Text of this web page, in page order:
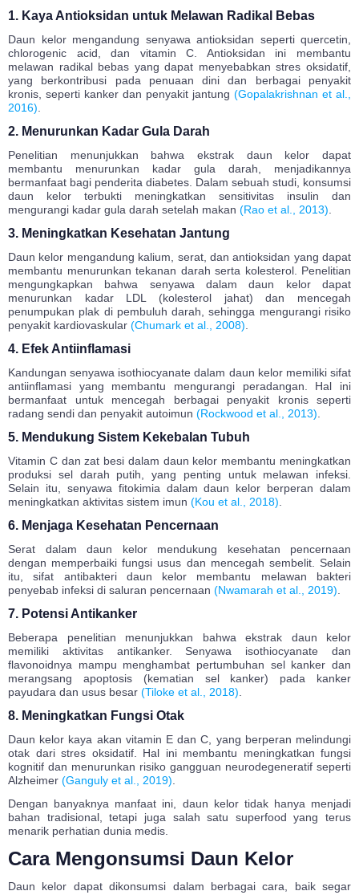
1. Kaya Antioksidan untuk Melawan Radikal Bebas
Daun kelor mengandung senyawa antioksidan seperti quercetin,
chlorogenic acid, dan vitamin C. Antioksidan ini membantu
melawan radikal bebas yang dapat menyebabkan stres oksidatif,
yang berkontribusi pada penuaan dini dan berbagai penyakit
kronis, seperti kanker dan penyakit jantung (Gopalakrishnan et al.,
2016).
2. Menurunkan Kadar Gula Darah
Penelitian menunjukkan bahwa ekstrak daun kelor dapat
membantu menurunkan kadar gula darah, menjadikannya
bermanfaat bagi penderita diabetes. Dalam sebuah studi, konsumsi
daun kelor terbukti meningkatkan sensitivitas insulin dan
mengurangi kadar gula darah setelah makan (Rao et al., 2013).
3. Meningkatkan Kesehatan Jantung
Daun kelor mengandung kalium, serat, dan antioksidan yang dapat
membantu menurunkan tekanan darah serta kolesterol. Penelitian
mengungkapkan bahwa senyawa dalam daun kelor dapat
menurunkan kadar LDL (kolesterol jahat) dan mencegah
penumpukan plak di pembuluh darah, sehingga mengurangi risiko
penyakit kardiovaskular (Chumark et al., 2008).
4. Efek Antiinflamasi
Kandungan senyawa isothiocyanate dalam daun kelor memiliki sifat
antiinflamasi yang membantu mengurangi peradangan. Hal ini
bermanfaat untuk mencegah berbagai penyakit kronis seperti
radang sendi dan penyakit autoimun (Rockwood et al., 2013).
5. Mendukung Sistem Kekebalan Tubuh
Vitamin C dan zat besi dalam daun kelor membantu meningkatkan
produksi sel darah putih, yang penting untuk melawan infeksi.
Selain itu, senyawa fitokimia dalam daun kelor berperan dalam
meningkatkan aktivitas sistem imun (Kou et al., 2018).
6. Menjaga Kesehatan Pencernaan
Serat dalam daun kelor mendukung kesehatan pencernaan
dengan memperbaiki fungsi usus dan mencegah sembelit. Selain
itu, sifat antibakteri daun kelor membantu melawan bakteri
penyebab infeksi di saluran pencernaan (Nwamarah et al., 2019).
7. Potensi Antikanker
Beberapa penelitian menunjukkan bahwa ekstrak daun kelor
memiliki aktivitas antikanker. Senyawa isothiocyanate dan
flavonoidnya mampu menghambat pertumbuhan sel kanker dan
merangsang apoptosis (kematian sel kanker) pada kanker
payudara dan usus besar (Tiloke et al., 2018).
8. Meningkatkan Fungsi Otak
Daun kelor kaya akan vitamin E dan C, yang berperan melindungi
otak dari stres oksidatif. Hal ini membantu meningkatkan fungsi
kognitif dan menurunkan risiko gangguan neurodegeneratif seperti
Alzheimer (Ganguly et al., 2019).
Dengan banyaknya manfaat ini, daun kelor tidak hanya menjadi
bahan tradisional, tetapi juga salah satu superfood yang terus
menarik perhatian dunia medis.
Cara Mengonsumsi Daun Kelor
Daun kelor dapat dikonsumsi dalam berbagai cara, baik segar